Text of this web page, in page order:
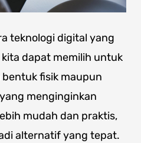
teknologi digital yang
dapat memilih untuk
fisik maupun
menginginkan
mudah dan praktis,
alternatif yang tepat.